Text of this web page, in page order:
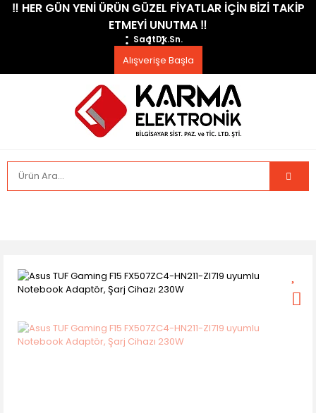
​‼️​ HER GÜN YENİ ÜRÜN GÜZEL FİYATLAR İÇİN BİZİ TAKİP
ETMEYİ UNUTMA ​‼️​
SaatDk.Sn.
Alışverişe Başla